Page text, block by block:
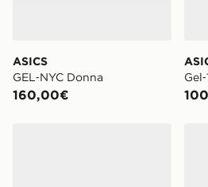
ASICS
GEL‑NYC Donna
160,00€